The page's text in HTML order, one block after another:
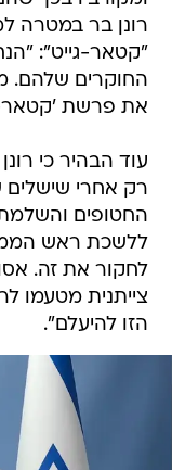
רונן בר במטרה
"קטאר-גייט":
החוקרים שלהם.
את פרשת 'קטאר-
עוד הבהיר כי
רק אחרי שישלים
החטופים
ללשכת ראש
לחקור את זה.
צייתנית מטעמו
הזו להיעלם".